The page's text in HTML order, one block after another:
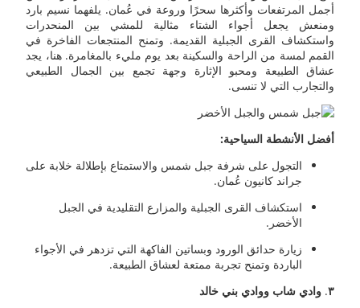
أجمل المرتفعات وأكثرها سحرًا وروعة في عُمان. يلفهما نسيم بارد
ومنعش يجعل أجواء الشتاء مثالية للمشي بين المنحدرات
واستكشاف القرى الجبلية القديمة. وتمنح المنتجعات الفاخرة في
القمم لمسة من الراحة والسكينة بعد يوم مليء بالمغامرة. هنا، يجد
عشاق الطبيعة ومحبو الإثارة وجهة تجمع بين الجمال الطبيعي
والتجارب التي لا تنسى.
أفضل الأنشطة السياحية:
التجول على شرفة جبل شمس والاستمتاع بإطلالة خلابة على
جراند كانيون عُمان.
استكشاف القرى الجبلية والمزارع التقليدية في الجبل
الأخضر.
زيارة حدائق الورود وبساتين الفاكهة التي تزدهر في الأجواء
الباردة وتمنح تجربة ممتعة لعشاق الطبيعة.
٣. وادي شاب ووادي بني خالد